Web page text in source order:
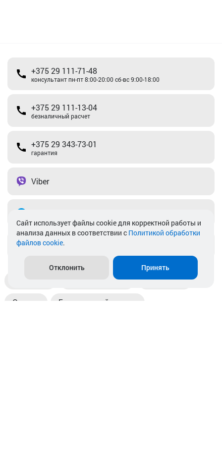
+375 29 111-71-48
консультант пн-пт 8:00-20:00 сб-вс 9:00-18:00
+375 29 111-13-04
безналичный расчет
+375 29 343-73-01
гарантия
Viber
info@akkamulik.by
Пункты выдачи Магазины
Оплата Безналичный расчет
Cайт использует файлы cookie для корректной работы и
анализа данных в соответствии с Политикой обработки
файлов cookie.
Отклонить Принять